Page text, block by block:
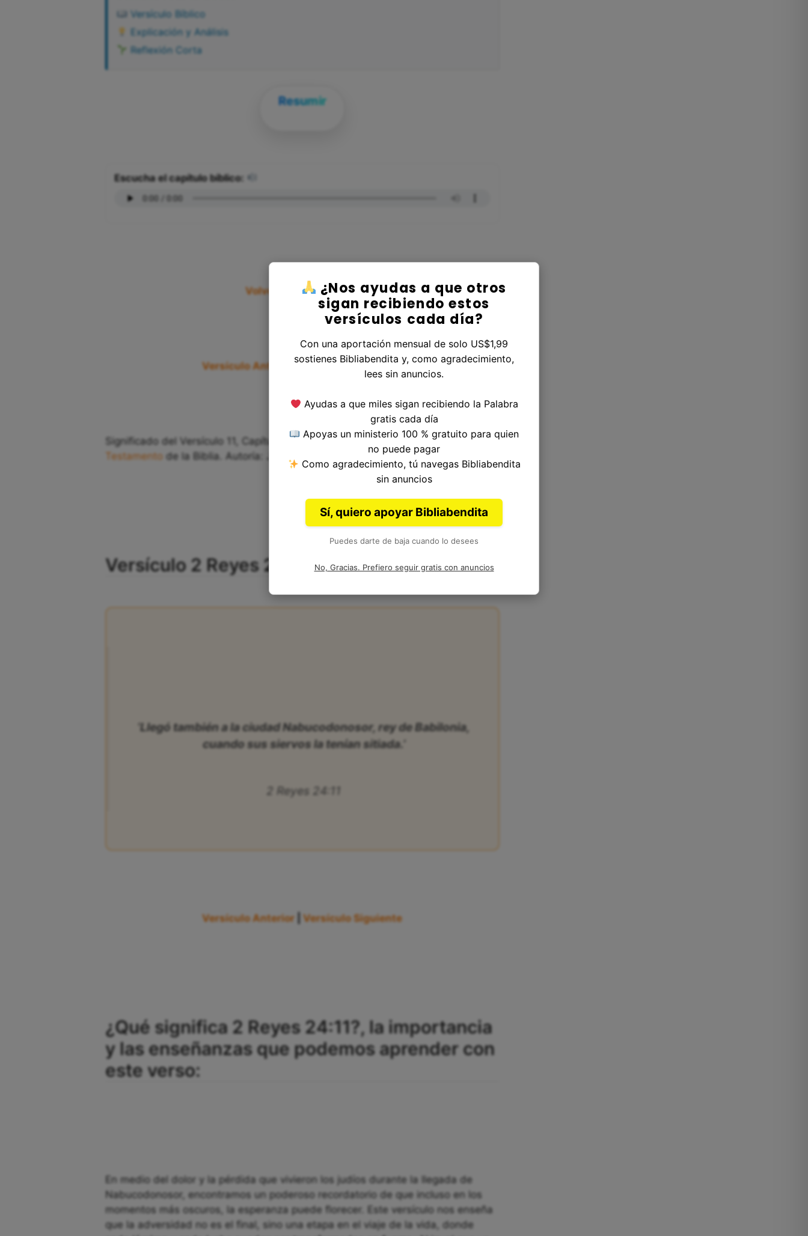
Versículo Bíblico
Explicación y Análisis
Reflexión Corta
Resumir
Escucha el capítulo bíblico:
Volver al Libro 2 Reyes
Versículo Anterior|Versículo Siguiente
Significado del Versículo 11, Capítulo 24, Libro de 2 Reyes delAntiguo
Testamentode la Biblia. Autoría: Jeremías.
Versículo 2 Reyes 24:11
‘Llegó también a la ciudad Nabucodonosor, rey de Babilonia,
cuando sus siervos la tenían sitiada.’
2 Reyes 24:11
Versículo Anterior |Versículo Siguiente
¿Qué significa 2 Reyes 24:11?, la importancia
y las enseñanzas que podemos aprender con
este verso:
En medio del dolor y la pérdida que vivieron los judíos durante la llegada de
Nabucodonosor, encontramos un poderoso recordatorio de que incluso en los
momentos más oscuros, la esperanza puede florecer. Este versículo nos enseña
que la adversidad no es el final, sino una etapa en el viaje de la vida, donde
¿Nos ayudas a que otros
sigan recibiendo estos
versículos cada día?
Con una aportación mensual de solo US$1,99
sostienes Bibliabendita y, como agradecimiento,
lees sin anuncios.
Ayudas a que miles sigan recibiendo la Palabra
gratis cada día
Apoyas un ministerio 100 % gratuito para quien
no puede pagar
Como agradecimiento, tú navegas Bibliabendita
sin anuncios
Sí, quiero apoyar Bibliabendita
Puedes darte de baja cuando lo desees
No, Gracias. Prefiero seguir gratis con anuncios